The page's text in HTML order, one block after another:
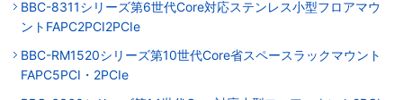
BBC-8311シリーズ第6世代Core対応ステンレス小型フロアマウ
ントFAPC2PCI2PCIe
BBC-RM1520シリーズ第10世代Core省スペースラックマウント
FAPC5PCI・2PCIe